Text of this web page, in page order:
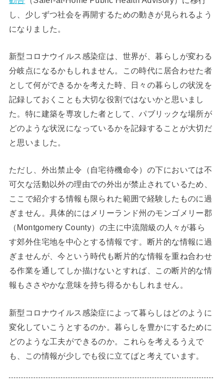
し、少しずつ社会を再開するための動きが見られるよう
になりました。
新型コロナウイルス感染症は、世界が、暮らしが変わる
分岐点になるかもしれません。この時代に居合わせた者
として何ができるかを考えた時、日々の暮らしの状況を
記録しておくことも大切な役割ではないかと思いまし
た。特に建築を専攻した者として、パブリックな場所が
どのような状況になっているかを記録することが大切だ
と思いました。
ただし、外出禁止令（自宅待機命令）の下においては不
可欠な活動以外の理由での外出が禁止されているため、
ここで紹介する情報も限られた範囲で経験したものに過
ぎません。具体的にはメリーランド州のモンゴメリー郡
（Montgomery County）の主に中流階級の人々が暮ら
す郊外住宅地を中心とする情報です。断片的な情報に過
ぎませんが、今という時代も断片的な情報を重ね合わせ
る作業を通してしか描けないとすれば、この断片的な情
報もささやかな意味を持ち得るかもしれません。
新型コロナウイルス感染症によって暮らしはどのように
変化していこうとするのか。暮らしを豊かにするために
どのような工夫ができるのか。これらを考えるうえで
も、この情報が少しでも役に立てばと考えています。